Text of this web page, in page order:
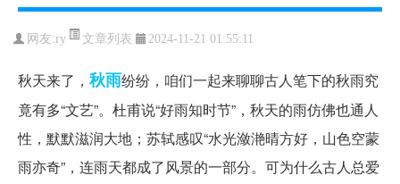
网友:ry 文章列表 2024-11-21 01:55:11
秋天来了， 秋雨纷纷，咱们一起来聊聊古人笔下的秋雨究
竟有多“文艺”。杜甫说“好雨知时节”，秋天的雨仿佛也通人
性，默默滋润大地；苏轼感叹“水光潋滟晴方好，山色空蒙
雨亦奇”，连雨天都成了风景的一部分。可为什么古人总爱